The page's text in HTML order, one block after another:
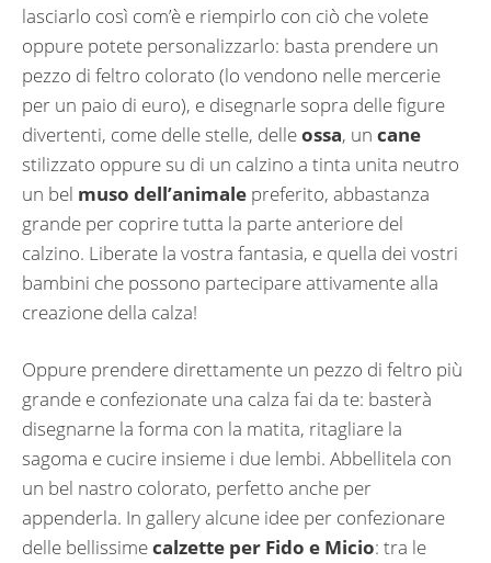
lasciarlo così com’è e riempirlo con ciò che volete
oppure potete personalizzarlo: basta prendere un
pezzo di feltro colorato (lo vendono nelle mercerie
per un paio di euro), e disegnarle sopra delle figure
divertenti, come delle stelle, delleossa, un cane
stilizzato oppure su di un calzino a tinta unita neutro
un bel muso dell’animale preferito, abbastanza
grande per coprire tutta la parte anteriore del
calzino. Liberate la vostra fantasia, e quella dei vostri
bambini che possono partecipare attivamente alla
creazione della calza!
Oppure prendere direttamente un pezzo di feltro più
grande e confezionate una calza fai da te: basterà
disegnarne la forma con la matita, ritagliare la
sagoma e cucire insieme i due lembi. Abbellitela con
un bel nastro colorato, perfetto anche per
appenderla. In gallery alcune idee per confezionare
delle bellissimecalzette per Fido e Micio: tra le